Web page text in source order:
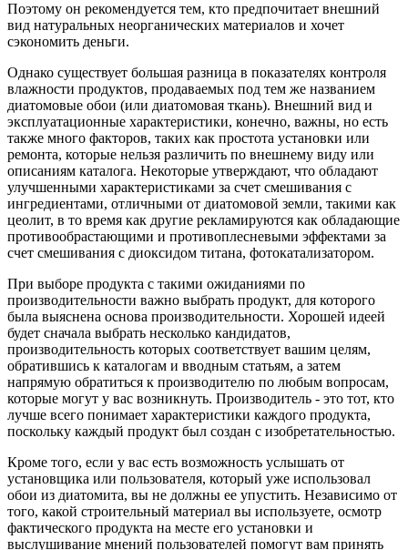
Поэтому он рекомендуется тем, кто предпочитает внешний
вид натуральных неорганических материалов и хочет
сэкономить деньги.
Однако существует большая разница в показателях контроля
влажности продуктов, продаваемых под тем же названием
диатомовые обои (или диатомовая ткань). Внешний вид и
эксплуатационные характеристики, конечно, важны, но есть
также много факторов, таких как простота установки или
ремонта, которые нельзя различить по внешнему виду или
описаниям каталога. Некоторые утверждают, что обладают
улучшенными характеристиками за счет смешивания с
ингредиентами, отличными от диатомовой земли, такими как
цеолит, в то время как другие рекламируются как обладающие
противообрастающими и противоплесневыми эффектами за
счет смешивания с диоксидом титана, фотокатализатором.
При выборе продукта с такими ожиданиями по
производительности важно выбрать продукт, для которого
была выяснена основа производительности. Хорошей идеей
будет сначала выбрать несколько кандидатов,
производительность которых соответствует вашим целям,
обратившись к каталогам и вводным статьям, а затем
напрямую обратиться к производителю по любым вопросам,
которые могут у вас возникнуть. Производитель - это тот, кто
лучше всего понимает характеристики каждого продукта,
поскольку каждый продукт был создан с изобретательностью.
Кроме того, если у вас есть возможность услышать от
установщика или пользователя, который уже использовал
обои из диатомита, вы не должны ее упустить. Независимо от
того, какой строительный материал вы используете, осмотр
фактического продукта на месте его установки и
выслушивание мнений пользователей помогут вам принять